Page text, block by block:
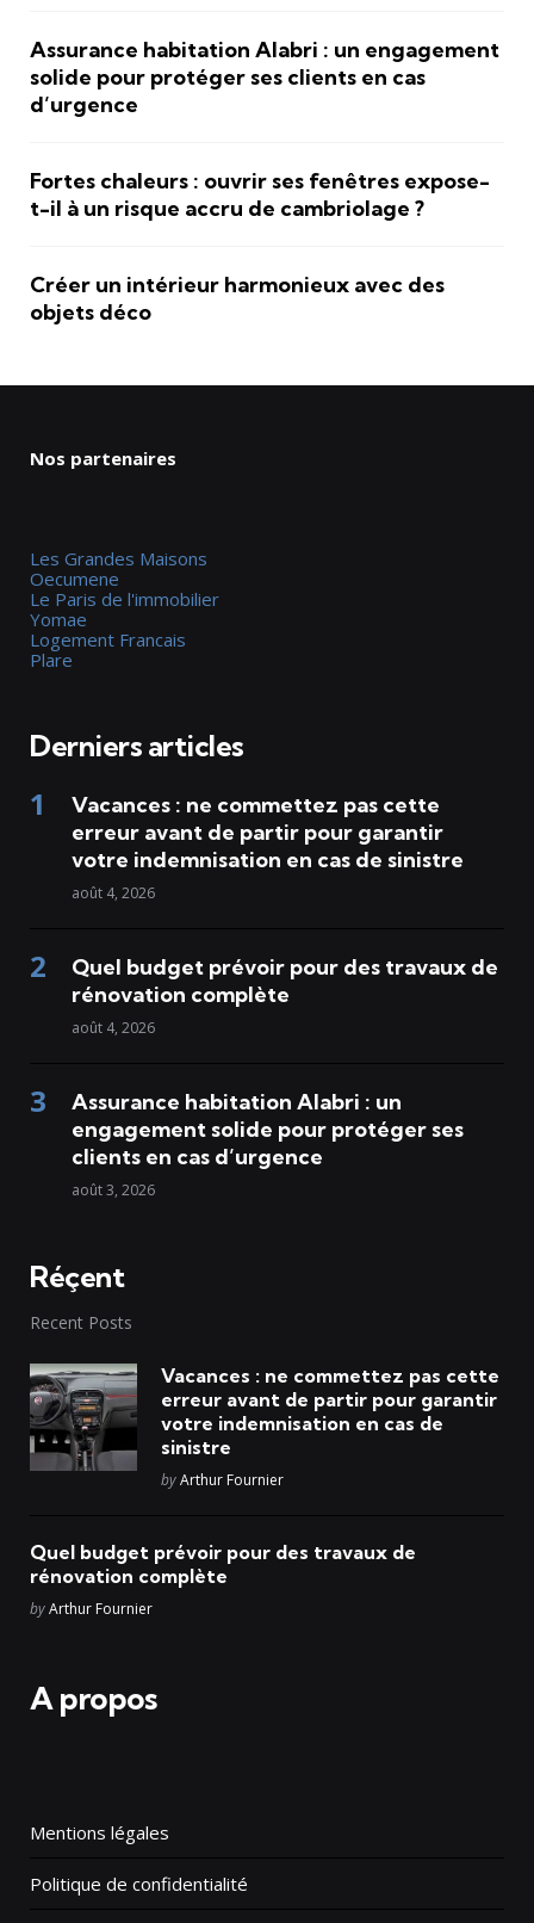
Assurance habitation Alabri : un engagement
solide pour protéger ses clients en cas
d’urgence
Fortes chaleurs : ouvrir ses fenêtres expose-
t-il à un risque accru de cambriolage ?
Créer un intérieur harmonieux avec des
objets déco
Nos partenaires
Les Grandes Maisons
Oecumene
Le Paris de l'immobilier
Yomae
Logement Francais
Plare
Derniers articles
Vacances : ne commettez pas cette
erreur avant de partir pour garantir
votre indemnisation en cas de sinistre
août 4, 2026
Quel budget prévoir pour des travaux de
rénovation complète
août 4, 2026
Assurance habitation Alabri : un
engagement solide pour protéger ses
clients en cas d’urgence
août 3, 2026
Réçent
Recent Posts
Vacances : ne commettez pas cette
erreur avant de partir pour garantir
votre indemnisation en cas de
sinistre
Posted
byArthur Fournier
Quel budget prévoir pour des travaux de
rénovation complète
Posted
byArthur Fournier
A propos
Mentions légales
Politique de confidentialité